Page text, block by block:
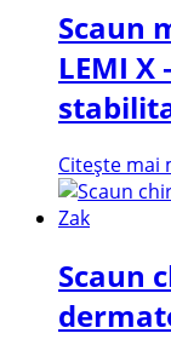
Scaun
LEMI
Citește mai
Scaun